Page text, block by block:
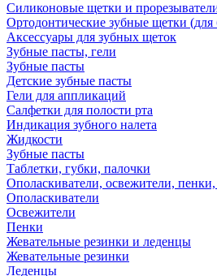
Силиконовые щетки и
Ортодонтические зубные щетки (для
Аксессуары для зубных щеток
Зубные пасты, гели
Зубные пасты
Детские зубные пасты
Гели для аппликаций
Салфетки для полости рта
Индикация зубного налета
Жидкости
Зубные пасты
Таблетки, губки, палочки
Ополаскиватели, освежители, пенки,
Ополаскиватели
Освежители
Пенки
Жевательные резинки и леденцы
Жевательные резинки
Леденцы